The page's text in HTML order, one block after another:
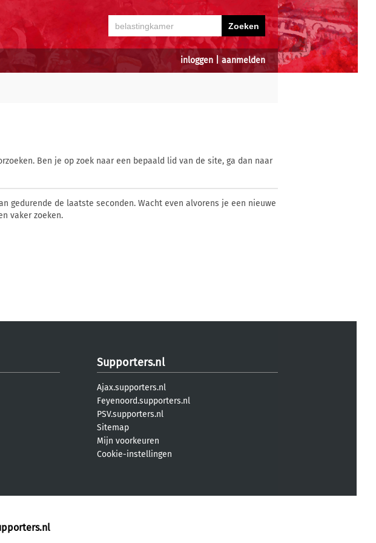
inloggen aanmelden
Ben je op zoek naar een bepaald lid van de site, ga dan naar
gedurende de laatste seconden. Wacht even alvorens je een nieuwe
vaker zoeken.
Supporters.nl
Ajax.supporters.nl
Feyenoord.supporters.nl
PSV.supporters.nl
Sitemap
Mijn voorkeuren
Cookie-instellingen